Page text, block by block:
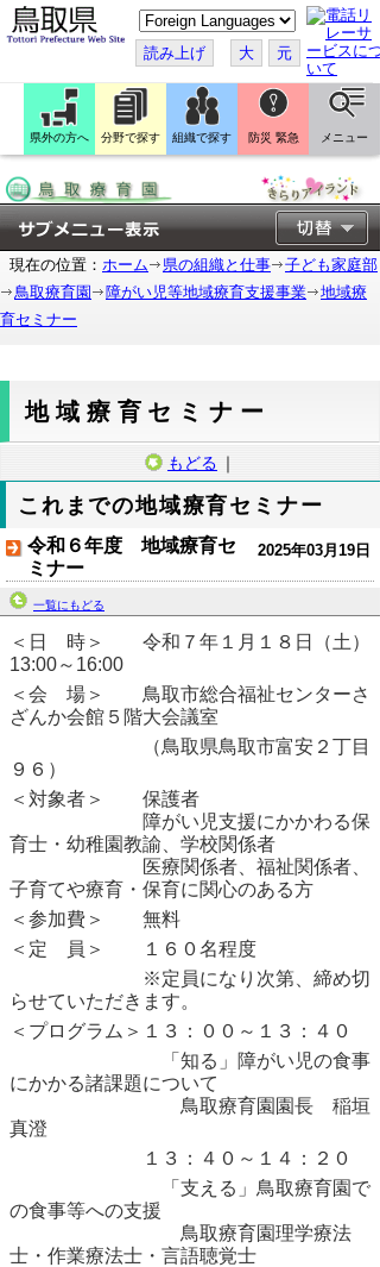
こ
の
ペ
ー
ジ
翻
訳
す
読み上げ 大 元
県外の方へ 分野で探す 組織で探す 防災 緊急 メニュー
現在の位置： ホーム 県の組織と仕事
子ども家庭部
鳥取療育園
障がい児等地域療育支援事業
地域療
育セミナー
地域療育セミナー
もどる ｜
これまでの地域療育セミナー
2025年03月19日
令和６年度 地域療育セ
ミナー
一覧にもどる
＜日 時＞ 令和７年１月１８日（土）
13:00～16:00
＜会 場＞ 鳥取市総合福祉センターさ
ざんか会館５階大会議室
（鳥取県鳥取市富安２丁目
９６）
＜対象者＞ 保護者
障がい児支援にかかわる保
育士・幼稚園教諭、学校関係者
医療関係者、福祉関係者、
子育てや療育・保育に関心のある方
＜参加費＞ 無料
＜定 員＞ １６０名程度
※定員になり次第、締め切
らせていただきます。
＜プログラム＞１３：００～１３：４０
「知る」障がい児の食事
にかかる諸課題について
鳥取療育園園長 稲垣
真澄
１３：４０～１４：２０
「支える」鳥取療育園で
の食事等への支援
鳥取療育園理学療法
士・作業療法士・言語聴覚士